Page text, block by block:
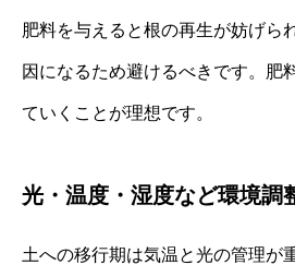
肥料を与えると根の再生が妨げら
因になるため避けるべきです。肥
ていくことが理想です。
光・温度・湿度など環境調
土への移行期は気温と光の管理が